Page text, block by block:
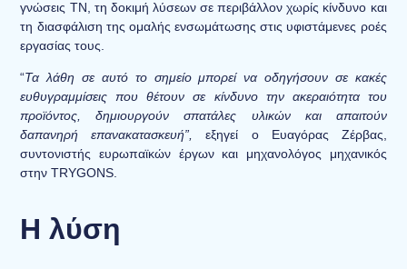
γνώσεις ΤΝ, τη δοκιμή λύσεων σε περιβάλλον χωρίς κίνδυνο και
τη διασφάλιση της ομαλής ενσωμάτωσης στις υφιστάμενες ροές
εργασίας τους.
“Τα λάθη σε αυτό το σημείο μπορεί να οδηγήσουν σε κακές
ευθυγραμμίσεις που θέτουν σε κίνδυνο την ακεραιότητα του
προϊόντος, δημιουργούν σπατάλες υλικών και απαιτούν
δαπανηρή επανακατασκευή”, εξηγεί ο Ευαγόρας Ζέρβας,
συντονιστής ευρωπαϊκών έργων και μηχανολόγος μηχανικός
στην TRYGONS.
Η λύση